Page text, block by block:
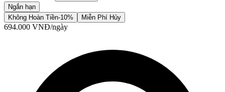
Ngắn hạn
Không Hoàn Tiền-10% Miễn Phí Hủy
694.000 VNĐ/ngày